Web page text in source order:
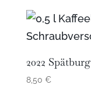
2022
8,50 €